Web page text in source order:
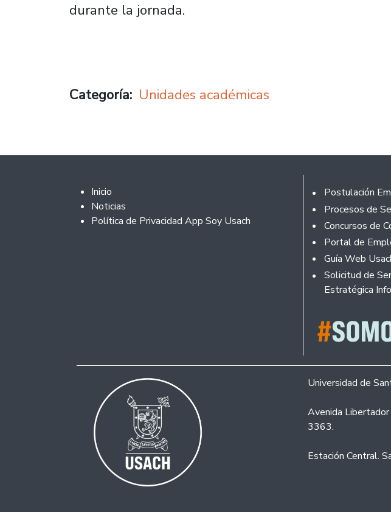
durante la jornada.
Categoría Unidades académicas
Footer 2
Inicio
Noticias
Política de Privacidad App Soy Usach
Rodapé
Postulación
Procesos de
Concursos de
Portal de
Guía Web
Solicitud de
Estratégica
Universidad de
Avenida Libertador
3363.
Estación Central.